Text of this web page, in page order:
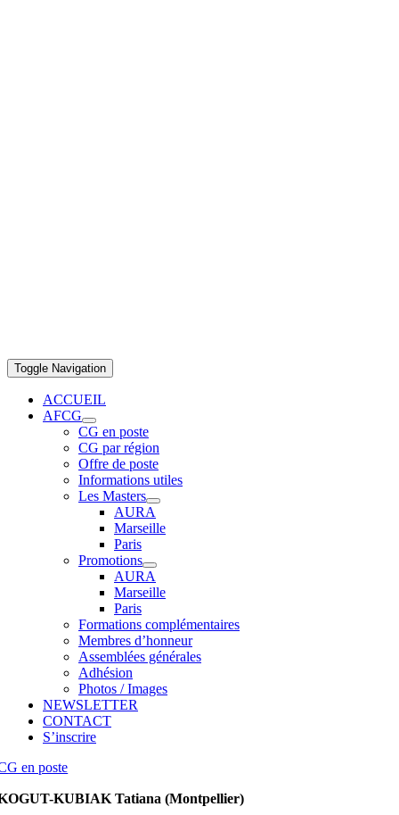
Toggle Navigation
ACCUEIL
AFCG
CG en poste
CG par région
Offre de poste
Informations utiles
Les Masters
AURA
Marseille
Paris
Promotions
AURA
Marseille
Paris
Formations complémentaires
Membres d’honneur
Assemblées générales
Adhésion
Photos / Images
NEWSLETTER
CONTACT
S’inscrire
en poste
KUBIAK Tatiana (Montpellier)